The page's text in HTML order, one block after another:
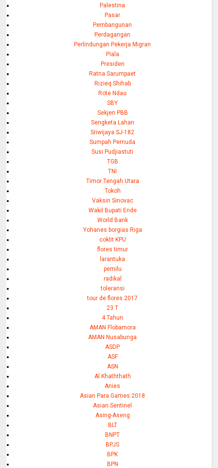
Palestina
Pasar
Pembangunan
Perdagangan
Perlindungan Pekerja Migran
Piala
Presiden
Ratna Sarumpaet
Rizieq Shihab
Rote Ndao
SBY
Sekjen PBB
Sengketa Lahan
Sriwijaya SJ-182
Sumpah Pemuda
Susi Pudjiastuti
TGB
TNI
Timor Tengah Utara
Tokoh
Vaksin Sinovac
Wakil Bupati Ende
World Bank
Yohanes borgias Riga
coklit KPU
flores timur
larantuka
pemilu
radikal
toleransi
tour de flores 2017
23 T
4 Tahun
AMAN Flobamora
AMAN Nusabunga
ASDP
ASF
ASN
Al Khaththath
Anies
Asian Para Games 2018
Asian Sentinel
Asing-Aseng
BLT
BNPT
BPJS
BPK
BPN